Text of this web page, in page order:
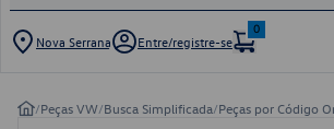
Nova Serrana Entre/registre-se
0
/Peças VW/Busca Simplificada/Peças por Código